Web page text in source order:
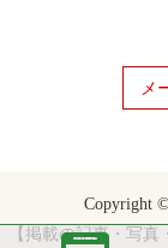
メ
Copyright
【掲載の記事・写